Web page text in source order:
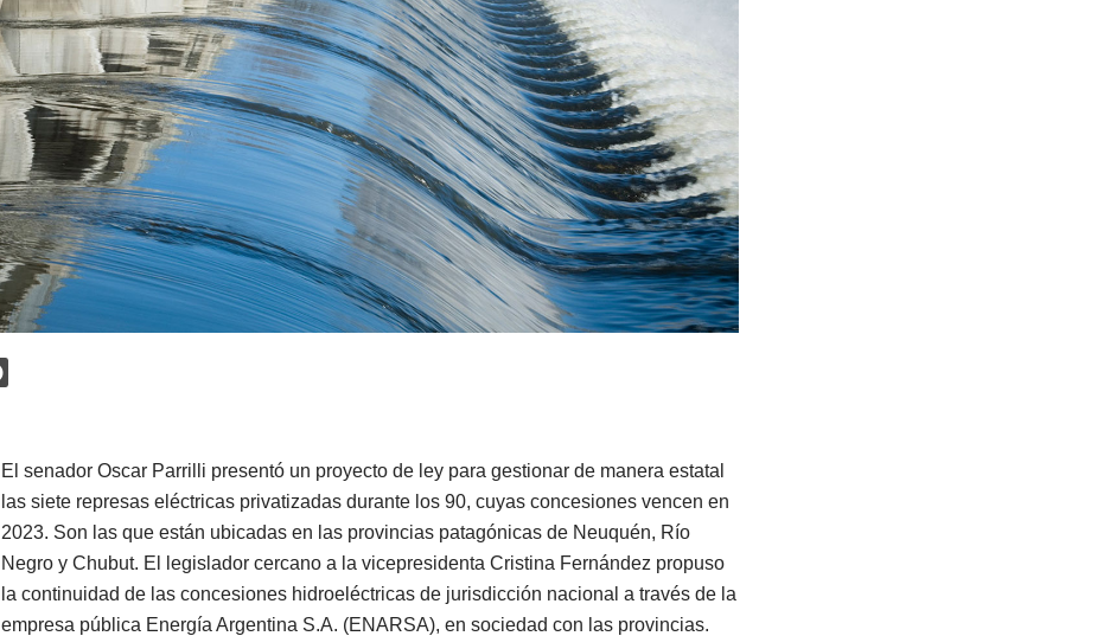
El senador Oscar Parrilli presentó un proyecto de ley para gestionar de manera estatal
las siete represas eléctricas privatizadas durante los 90, cuyas concesiones vencen en
2023. Son las que están ubicadas en las provincias patagónicas de Neuquén, Río
Negro y Chubut. El legislador cercano a la vicepresidenta Cristina Fernández propuso
la continuidad de las concesiones hidroeléctricas de jurisdicción nacional a través de la
empresa pública Energía Argentina S.A. (ENARSA), en sociedad con las provincias.